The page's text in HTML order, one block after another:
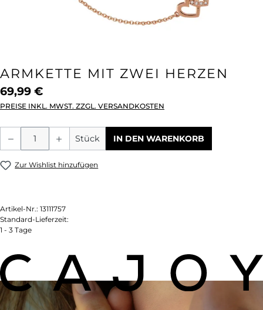
ARMKETTE MIT ZWEI HERZEN
69,99 €
PREISE INKL. MWST. ZZGL. VERSANDKOSTEN
Produkt Anzahl: Gib den gewünschten
Stück IN DEN WARENKORB
Zur Wishlist hinzufügen
Artikel-Nr.: 13111757
Standard-Lieferzeit:
1 - 3 Tage